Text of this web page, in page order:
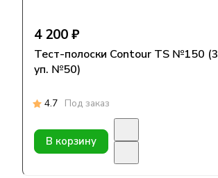
4 200 ₽
Тест-полоски Contour TS №150 (3
уп. №50)
4.7 Под заказ
В корзину